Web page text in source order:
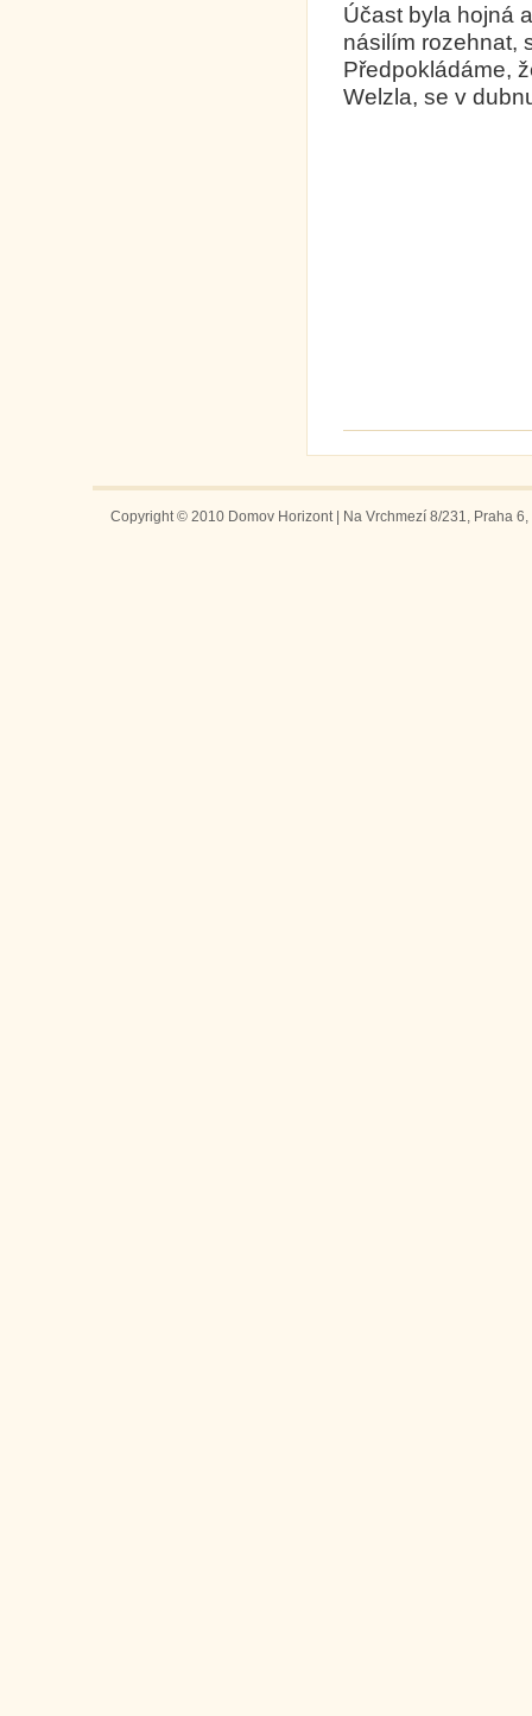
Účast byla hojná
násilím rozehnat,
Předpokládáme,
Welzla, se v
Copyright © 2010 Domov Horizont | Na Vrchmezí 8/231, Praha